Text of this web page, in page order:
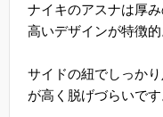
ナイキのアスナは厚
高いデザインが特徴的
サイドの紐でしっか
が高く脱げづらいです